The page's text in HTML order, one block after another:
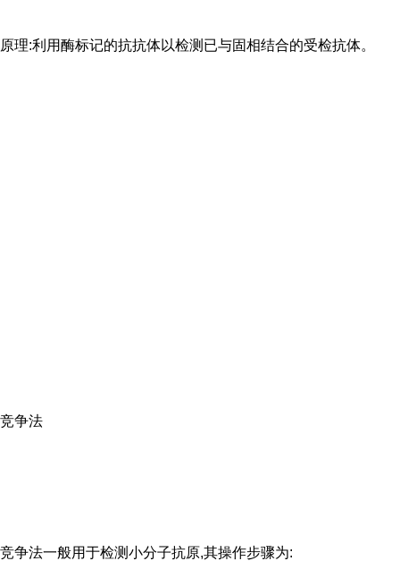
原理:利用酶标记的抗抗体以检测已与固相结合的受检抗体。
竞争法
竞争法一般用于检测小分子抗原,其操作步骤为: